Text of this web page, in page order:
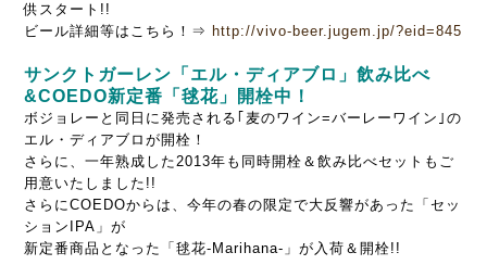
供スタート!!
ビール詳細等はこちら！⇒ http://vivo-beer.jugem.jp/?eid=845
サンクトガーレン「エル・ディアブロ」飲み比べ
&COEDO新定番「毬花」開栓中！
ボジョレーと同日に発売される｢麦のワイン=バーレーワイン｣の
エル・ディアブロが開栓！
さらに、一年熟成した2013年も同時開栓＆飲み比べセットもご
用意いたしました!!
さらにCOEDOからは、今年の春の限定で大反響があった「セッ
ションIPA」が
新定番商品となった「 毬花-Marihana-」が入荷＆開栓!!